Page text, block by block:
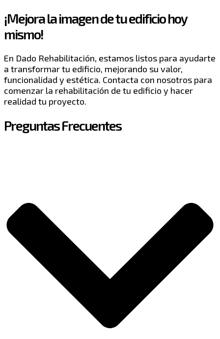
¡Mejora la imagen de tu edificio hoy
mismo!
En Dado Rehabilitación, estamos listos para ayudarte
a transformar tu edificio, mejorando su valor,
funcionalidad y estética. Contacta con nosotros para
comenzar la rehabilitación de tu edificio y hacer
realidad tu proyecto.
Preguntas Frecuentes